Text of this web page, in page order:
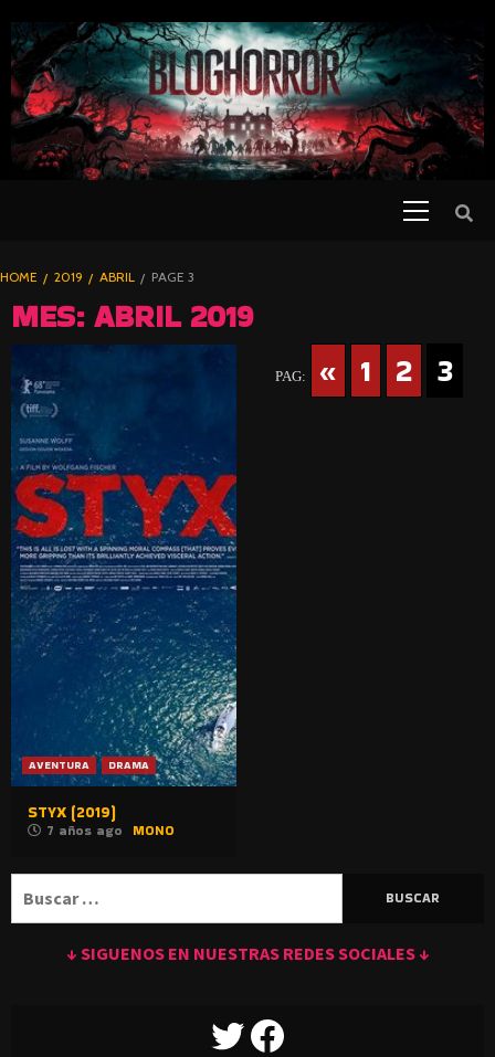
TO
CONTENT
BLOGHORROR
⋆
HOME 2019 ABRIL PAGE 3
MES: ABRIL 2019
AVENTURA DRAMA
STYX (2019)
7 años ago MONO
PAG: « 1 2 3
↓ SIGUENOS EN NUESTRAS REDES SOCIALES ↓
TWITTERFACEBOOK